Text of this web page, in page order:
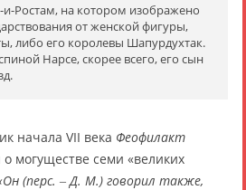
Ростам, на котором изображено
от женской фигуры,
либо его королевы Шапурдухтак.
Нарсе, скорее всего, его сын
начала VII века Феофилакт
могуществе семи «великих
(перс. ‒ Д. М.) говорил также,